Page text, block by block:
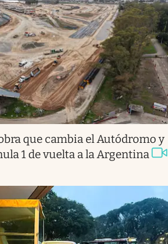
que cambia el Autódromo y
1 de vuelta a la Argentina